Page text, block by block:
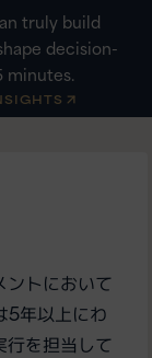
truly build
decision-
minutes.
トにおいて
5年以上にわ
行を担当して